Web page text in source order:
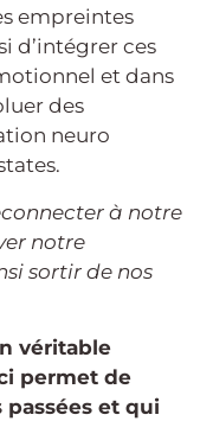
empreintes
d’intégrer ces
et dans
des
neuro
à notre
notre
sortir de nos
véritable
permet de
et qui